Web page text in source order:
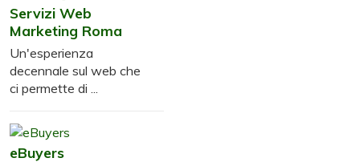
Servizi Web
Marketing Roma
Un'esperienza
decennale sul web che
ci permette di ...
eBuyers